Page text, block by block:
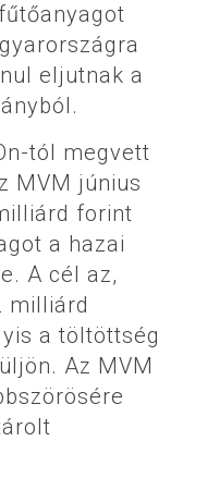
eljutnak a
tól megvett
MVM június
forint
a hazai
A cél az,
milliárd
a töltöttség
Az MVM